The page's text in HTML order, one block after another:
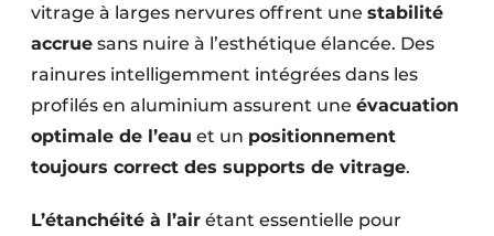
vitrage à larges nervures offrent une stabilité
accrue sans nuire à l’esthétique élancée. Des
rainures intelligemment intégrées dans les
profilés en aluminium assurent une évacuation
optimale de l’eau et un positionnement
toujours correct des supports de vitrage.
L’étanchéité à l’air étant essentielle pour